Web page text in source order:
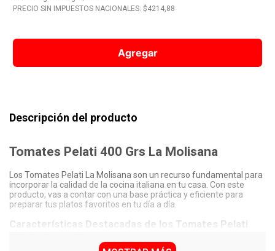
PRECIO SIN IMPUESTOS NACIONALES: $4214,88
Agregar
Descripción del producto
Tomates Pelati 400 Grs La Molisana
Los Tomates Pelati La Molisana son un recurso fundamental para
incorporar la calidad de la cocina italiana en tu casa. Con este
producto, vas a contar con una base práctica y eficiente para
preparar tus platos favoritos en tu día a día.
Características Destacadas de los Tomates Pelati